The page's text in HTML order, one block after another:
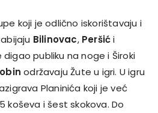
koji je odlično iskorištavaju i
Bilinovac, Peršići
publiku na noge i Široki
održavaju Žute u igri. U igru
Planinića koji je već
koševa i šest skokova. Do